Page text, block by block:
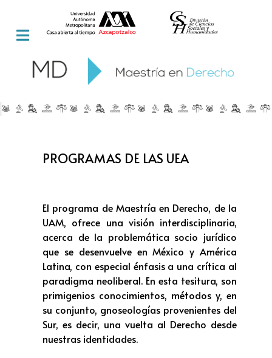
PROGRAMAS DE LAS UEA
El programa de Maestría en Derecho, de la
UAM, ofrece una visión interdisciplinaria,
acerca de la problemática socio jurídico
que se desenvuelve en México y América
Latina, con especial énfasis a una crítica al
paradigma neoliberal. En esta tesitura, son
primigenios conocimientos, métodos y, en
su conjunto, gnoseologías provenientes del
Sur, es decir, una vuelta al Derecho desde
nuestras identidades.